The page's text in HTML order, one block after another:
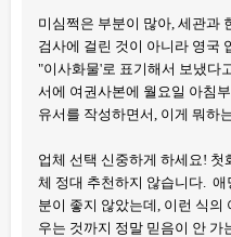
미심쩍은 부분이 많아, 세관과
검사에 걸린 것이 아니라 영국
"이사화물'로 표기해서 보냈다
서에 여권사본에 월요일 아침
유서를 작성하면서, 이게 뭐하
업체 선택 신중하게 하세요! 첫
체 정대 추천하지 않습니다. 애
분이 좋지 않았는데, 이런 식의
우는 것까지 정말 믿음이 안 가